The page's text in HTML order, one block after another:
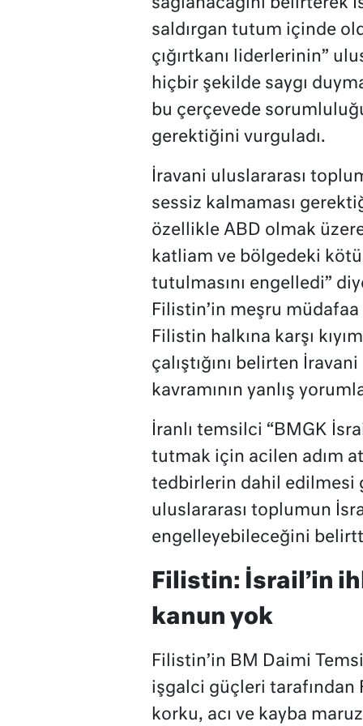
sağlanacağını belirterek
saldırgan tutum içinde
çığırtkanı liderlerinin”
hiçbir şekilde saygı
bu çerçevede
gerektiğini vurguladı.
İravani uluslararası
sessiz kalmaması
özellikle ABD olmak üzere
katliam ve bölgedeki
tutulmasını engelledi”
Filistin’in meşru
Filistin halkına karşı
çalıştığını belirten
kavramının yanlış
İranlı temsilci “BMGK
tutmak için acilen adım
tedbirlerin dahil edilmesi
uluslararası toplumun
engelleyebileceğini
Filistin: İsrail’in
kanun yok
Filistin’in BM Daimi
işgalci güçleri
korku, acı ve kayba